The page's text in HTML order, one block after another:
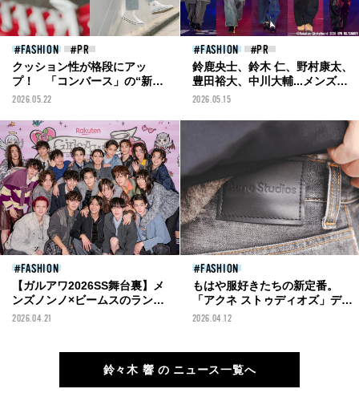
FASHION
クッション性が格段にアッ
プ！ 「コンバース」の“新生
オールスター”と服好き３人の
2026.05.22
FASHION
鈴鹿央士、鈴木 仁、野村康太、
豊田裕大、中川大輔...メンズノ
ンノモデルが「ビームス」の新
［Rakuten GirlsAward 2026
SPRING/SUMMERレポート］
2026.05.15
FASHION
【ガルアワ2026SS舞台裏】メ
ンズノンノ×ビームスのランウ
ェイバックステージを大公開！
2026.04.21
FASHION
もはや服好きたちの新定番。
「アクネ ストゥディオズ」デニ
ム＆パンツの正解着こなし8
2026.04.12
鈴々木 響 の ニュース一覧へ